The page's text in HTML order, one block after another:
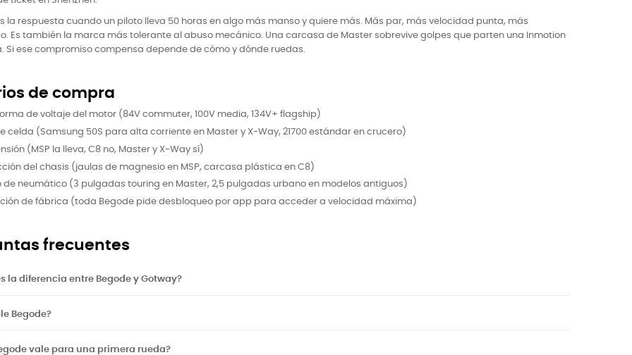
la respuesta cuando un piloto lleva 50 horas en algo más manso y quiere más. Más par, más velocidad punta, más
Es también la marca más tolerante al abuso mecánico. Una carcasa de Master sobrevive golpes que parten una Inmotion
Si ese compromiso compensa depende de cómo y dónde ruedas.
de compra
de voltaje del motor (84V commuter, 100V media, 134V+ flagship)
celda (Samsung 50S para alta corriente en Master y X-Way, 21700 estándar en crucero)
(MSP la lleva, C8 no, Master y X-Way sí)
del chasis (jaulas de magnesio en MSP, carcasa plástica en C8)
de neumático (3 pulgadas touring en Master, 2,5 pulgadas urbano en modelos antiguos)
de fábrica (toda Begode pide desbloqueo por app para acceder a velocidad máxima)
frecuentes
la diferencia entre Begode y Gotway?
Begode?
vale para una primera rueda?